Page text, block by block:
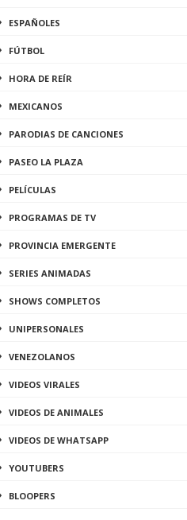
ESPAÑOLES
FÚTBOL
HORA DE REÍR
MEXICANOS
PARODIAS DE CANCIONES
PASEO LA PLAZA
PELÍCULAS
PROGRAMAS DE TV
PROVINCIA EMERGENTE
SERIES ANIMADAS
SHOWS COMPLETOS
UNIPERSONALES
VENEZOLANOS
VIDEOS VIRALES
VIDEOS DE ANIMALES
VIDEOS DE WHATSAPP
YOUTUBERS
BLOOPERS